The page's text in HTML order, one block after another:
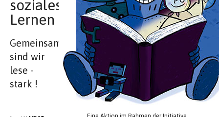
soziales
Lernen
Gemeinsam
sind wir
lese -
stark !